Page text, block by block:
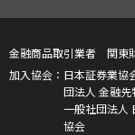
金融商品取引業者 関東
日本証券業協
団法人 金融先
一般社団法人
協会